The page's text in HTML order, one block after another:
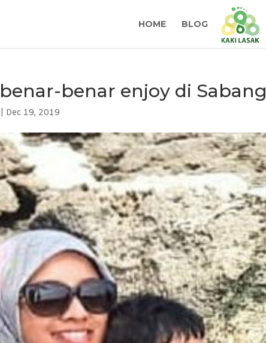
HOME BLOG
benar enjoy di Sabang
Dec 19, 2019